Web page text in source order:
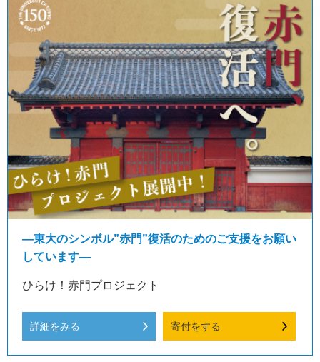
―東大のシンボル”赤門”復活のためのご支援をお願い
しています―
ひらけ！赤門プロジェクト
詳細をみる 寄付をする